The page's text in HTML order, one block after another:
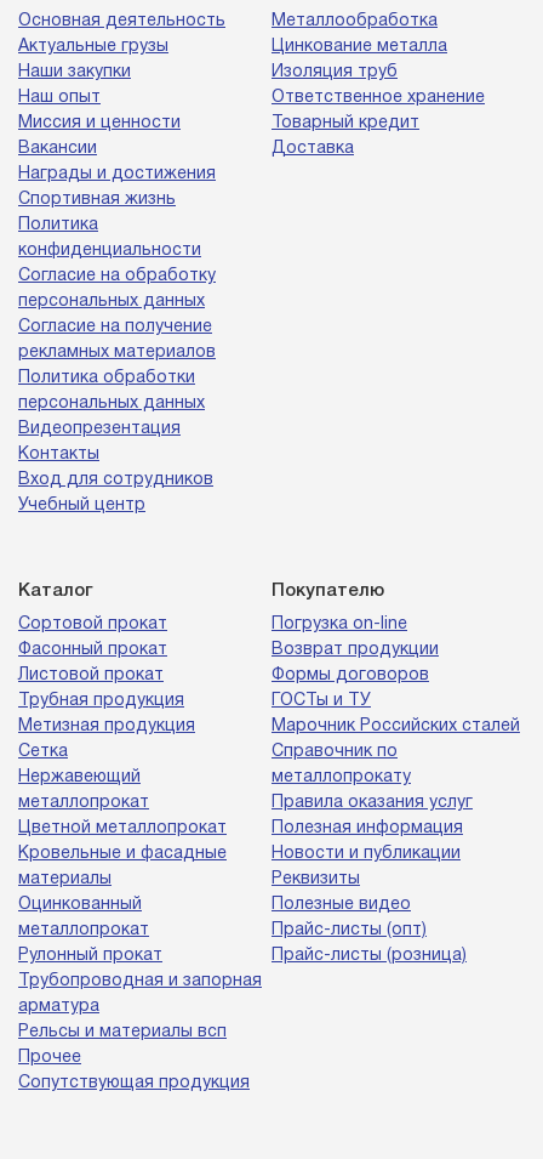
Основная деятельность
Актуальные грузы
Наши закупки
Наш опыт
Миссия и ценности
Вакансии
Награды и достижения
Спортивная жизнь
Политика
конфиденциальности
Согласие на обработку
персональных данных
Согласие на получение
рекламных материалов
Политика обработки
персональных данных
Видеопрезентация
Контакты
Вход для сотрудников
Учебный центр
Металлообработка
Цинкование металла
Изоляция труб
Ответственное хранение
Товарный кредит
Доставка
Каталог
Сортовой прокат
Фасонный прокат
Листовой прокат
Трубная продукция
Метизная продукция
Сетка
Нержавеющий
металлопрокат
Цветной металлопрокат
Кровельные и фасадные
материалы
Оцинкованный
металлопрокат
Рулонный прокат
Трубопроводная и запорная
арматура
Рельсы и материалы всп
Прочее
Сопутствующая продукция
Покупателю
Погрузка on-line
Возврат продукции
Формы договоров
ГОСТы и ТУ
Марочник Российских сталей
Справочник по
металлопрокату
Правила оказания услуг
Полезная информация
Новости и публикации
Реквизиты
Полезные видео
Прайс-листы (опт)
Прайс-листы (розница)